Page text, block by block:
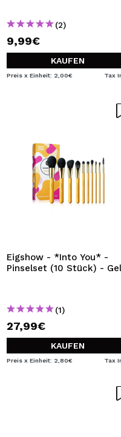
(2)
9,99€
KAUFEN
Preis x Einheit: 2,00€ Tax
Eigshow - *Into You* -
Pinselset (10 Stück) -
(1)
27,99€
KAUFEN
Preis x Einheit: 2,80€ Tax